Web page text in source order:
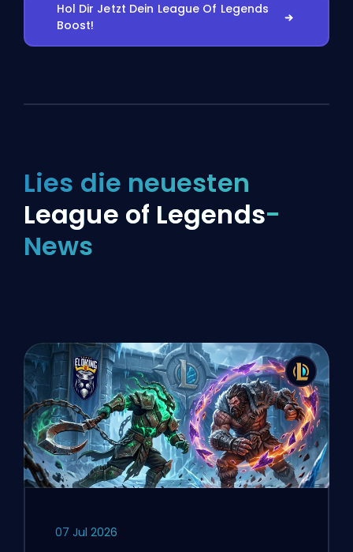
Hol Dir Jetzt Dein League Of Legends
Boost!
Lies die neuesten
League of Legends-
News
07 Jul 2026